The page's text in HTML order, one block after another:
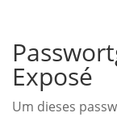
Exposé
Um dieses